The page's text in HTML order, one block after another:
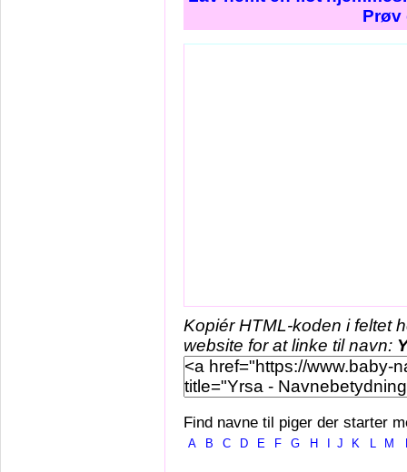
Prøv
Kopiér HTML-koden i feltet
website for at linke til navn:
Find navne til piger der starter
A B C D E F G H J K L M